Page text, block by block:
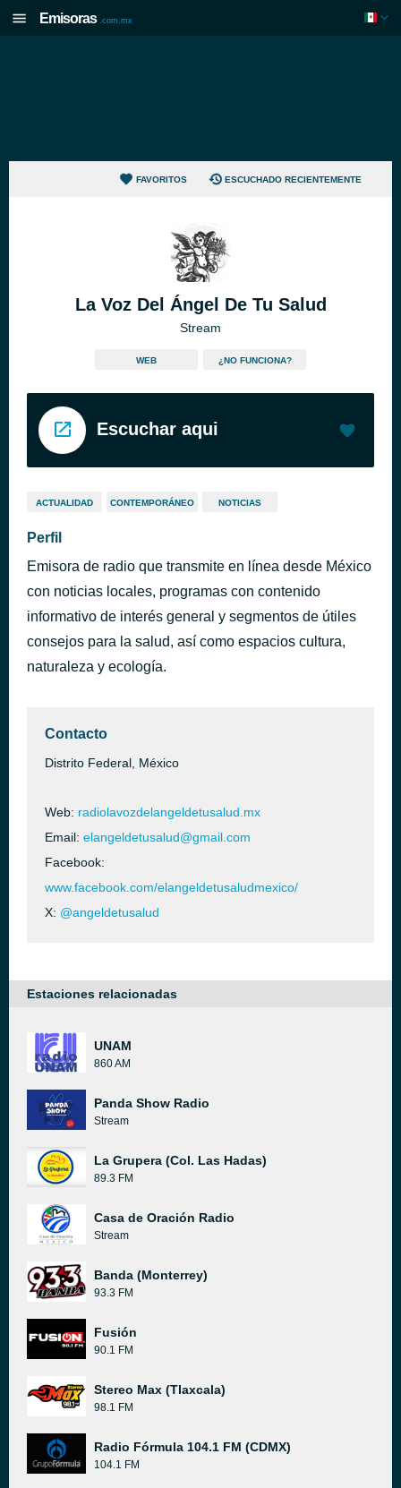
Emisoras .com.mx
FAVORITOS ESCUCHADO RECIENTEMENTE
La Voz Del Ángel De Tu Salud
Stream
WEB ¿NO FUNCIONA?
Escuchar aqui
ACTUALIDAD CONTEMPORÁNEO NOTICIAS
Perfil
Emisora de radio que transmite en línea desde México
con noticias locales, programas con contenido
informativo de interés general y segmentos de útiles
consejos para la salud, así como espacios cultura,
naturaleza y ecología.
Contacto
Distrito Federal, México
Web: radiolavozdelangeldetusalud.mx
Email: elangeldetusalud@gmail.com
Facebook:
www.facebook.com/elangeldetusaludmexico/
X: @angeldetusalud
Estaciones relacionadas
UNAM
860 AM
Panda Show Radio
Stream
La Grupera (Col. Las Hadas)
89.3 FM
Casa de Oración Radio
Stream
Banda (Monterrey)
93.3 FM
Fusión
90.1 FM
Stereo Max (Tlaxcala)
98.1 FM
Radio Fórmula 104.1 FM (CDMX)
104.1 FM